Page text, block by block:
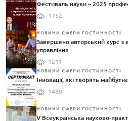
Фестиваль науки – 2025
1752
НОВИНИ СФЕРИ ГОСТИННОСТІ
Завершено авторський курс з
управління
1211
НОВИНИ СФЕРИ ГОСТИННОСТІ
Інновації, які творять
1480
НОВИНИ СФЕРИ ГОСТИННОСТІ
V Всеукраїнська науково-